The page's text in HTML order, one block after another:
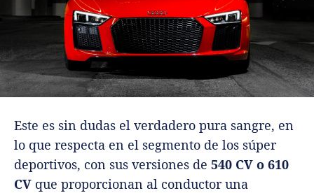
Este es sin dudas el verdadero pura sangre, en
lo que respecta en el segmento de los súper
deportivos, con sus versiones de 540 CV o 610
CV que proporcionan al conductor una